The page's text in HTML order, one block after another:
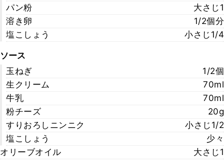
パン粉
大さじ1
溶き卵
1/2個分
塩こしょう
小さじ1/4
ソース
玉ねぎ
1/2個
生クリーム
70ml
牛乳
70ml
粉チーズ
20g
すりおろしニンニク
小さじ1/2
塩こしょう
少々
オリーブオイル
大さじ1